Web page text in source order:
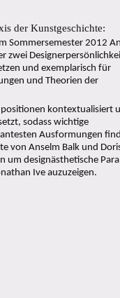
der Kunstgeschichte:
Sommersemester 2012
zwei
und exemplarisch für
und Theorien der
kontextualisiert
sodass wichtige
Ausformungen
von Anselm Balk und
um designästhetische
Ive auzuzeigen.